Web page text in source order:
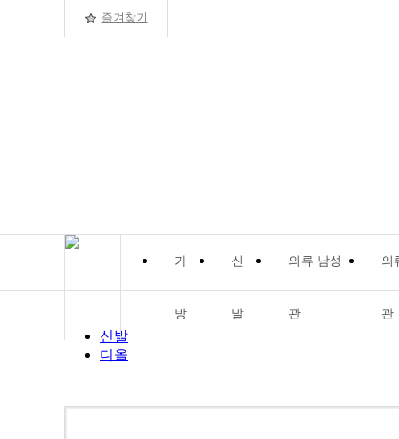
즐겨찾기
가
방
신
발
의류 남성
관
의
관
신발
디올